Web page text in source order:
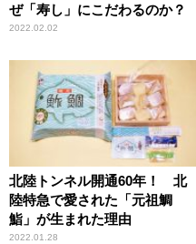
ぜ「寿し」にこだわるのか？
2022.02.02
北陸トンネル開通60年！ 北
陸特急で愛された「元祖鯛
鮨」が生まれた理由
2022.01.28